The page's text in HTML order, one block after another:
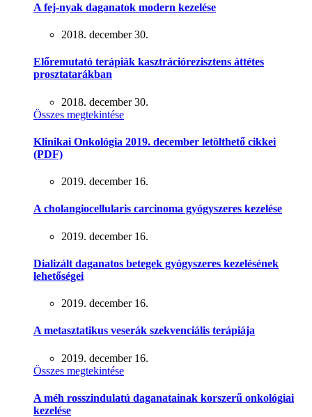
A fej-nyak daganatok modern kezelése
2018. december 30.
Előremutató terápiák kasztrációrezisztens áttétes
prosztatarákban
2018. december 30.
Összes megtekintése
Klinikai Onkológia 2019. december letölthető cikkei
(PDF)
2019. december 16.
A cholangiocellularis carcinoma gyógyszeres kezelése
2019. december 16.
Dializált daganatos betegek gyógyszeres kezelésének
lehetőségei
2019. december 16.
A metasztatikus veserák szekvenciális terápiája
2019. december 16.
Összes megtekintése
A méh rosszindulatú daganatainak korszerű onkológiai
kezelése